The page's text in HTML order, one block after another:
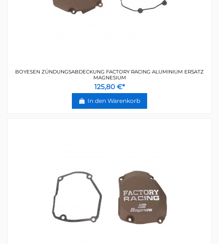
BOYESEN ZÜNDUNGSABDECKUNG FACTORY RACING ALUMINIUM ERSATZ
MAGNESIUM
125,80 €*
In den Warenkorb